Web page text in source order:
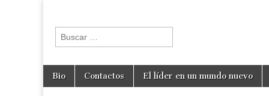
gestión de
personas,
talento e
Buscar:
Main menu
Skip to content
Bio Contactos El líder en un mundo nuevo